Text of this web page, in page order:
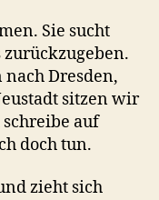
Sie sucht
Dresden,
sitzen wir
schreibe auf
doch tun.
zieht sich